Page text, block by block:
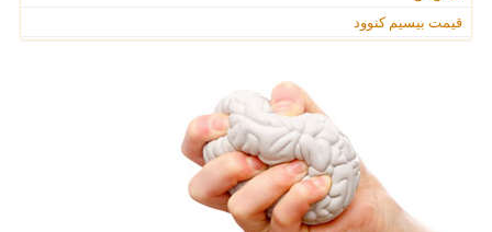
قیمت بیسیم کنوود